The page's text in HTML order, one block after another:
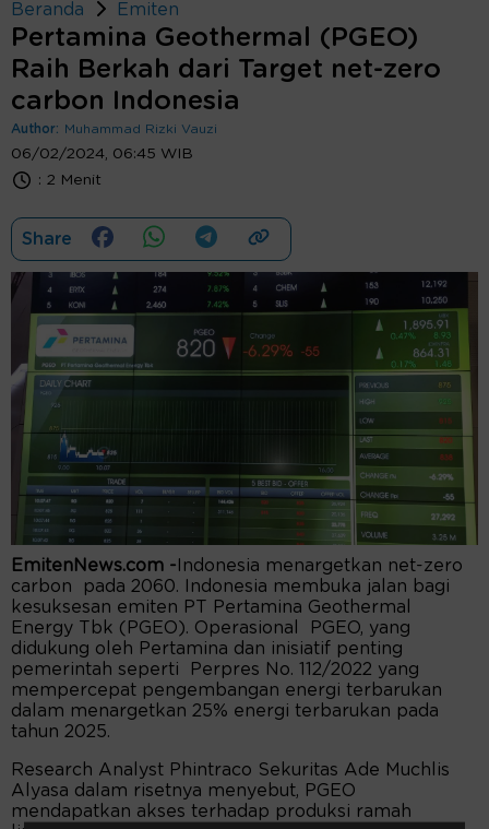
Beranda Emiten
Pertamina Geothermal (PGEO)
Raih Berkah dari Target net-zero
carbon Indonesia
Author: Muhammad Rizki Vauzi
06/02/2024, 06:45 WIB
: 2 Menit
Share
EmitenNews.com - Indonesia menargetkan net-zero
carbon pada 2060. Indonesia membuka jalan bagi
kesuksesan emiten PT Pertamina Geothermal
Energy Tbk (PGEO). Operasional PGEO, yang
didukung oleh Pertamina dan inisiatif penting
pemerintah seperti Perpres No. 112/2022 yang
mempercepat pengembangan energi terbarukan
dalam menargetkan 25% energi terbarukan pada
tahun 2025.
Research Analyst Phintraco Sekuritas Ade Muchlis
Alyasa dalam risetnya menyebut, PGEO
mendapatkan akses terhadap produksi ramah